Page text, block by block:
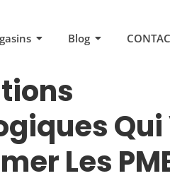
Blog
Les